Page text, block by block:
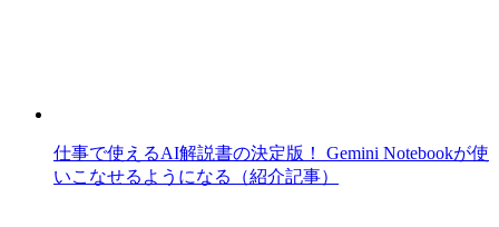
仕事で使えるAI解説書の決定版！ Gemini Notebookが使
いこなせるようになる（紹介記事）